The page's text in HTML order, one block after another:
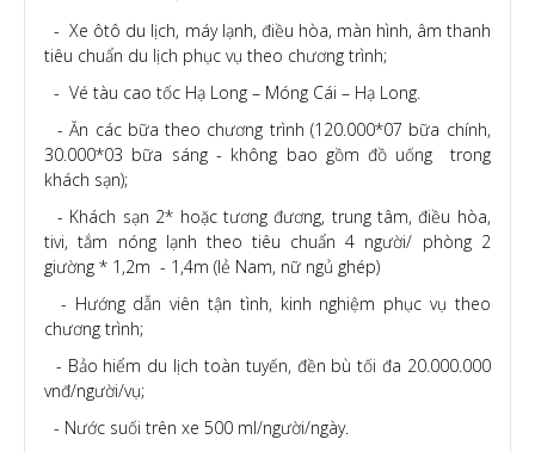
- Xe ôtô du lịch, máy lạnh, điều hòa, màn hình, âm thanh
tiêu chuẩn du lịch phục vụ theo chương trình;
- Vé tàu cao tốc Hạ Long – Móng Cái – Hạ Long.
- Ăn các bữa theo chương trình (120.000*07 bữa chính,
30.000*03 bữa sáng - không bao gồm đồ uống trong
khách sạn);
- Khách sạn 2* hoặc tương đương, trung tâm, điều hòa,
tivi, tắm nóng lạnh theo tiêu chuẩn 4 người/ phòng 2
giường * 1,2m - 1,4m (lẻ Nam, nữ ngủ ghép)
- Hướng dẫn viên tận tình, kinh nghiệm phục vụ theo
chương trình;
- Bảo hiểm du lịch toàn tuyến, đền bù tối đa 20.000.000
vnđ/người/vụ;
- Nước suối trên xe 500 ml/người/ngày.